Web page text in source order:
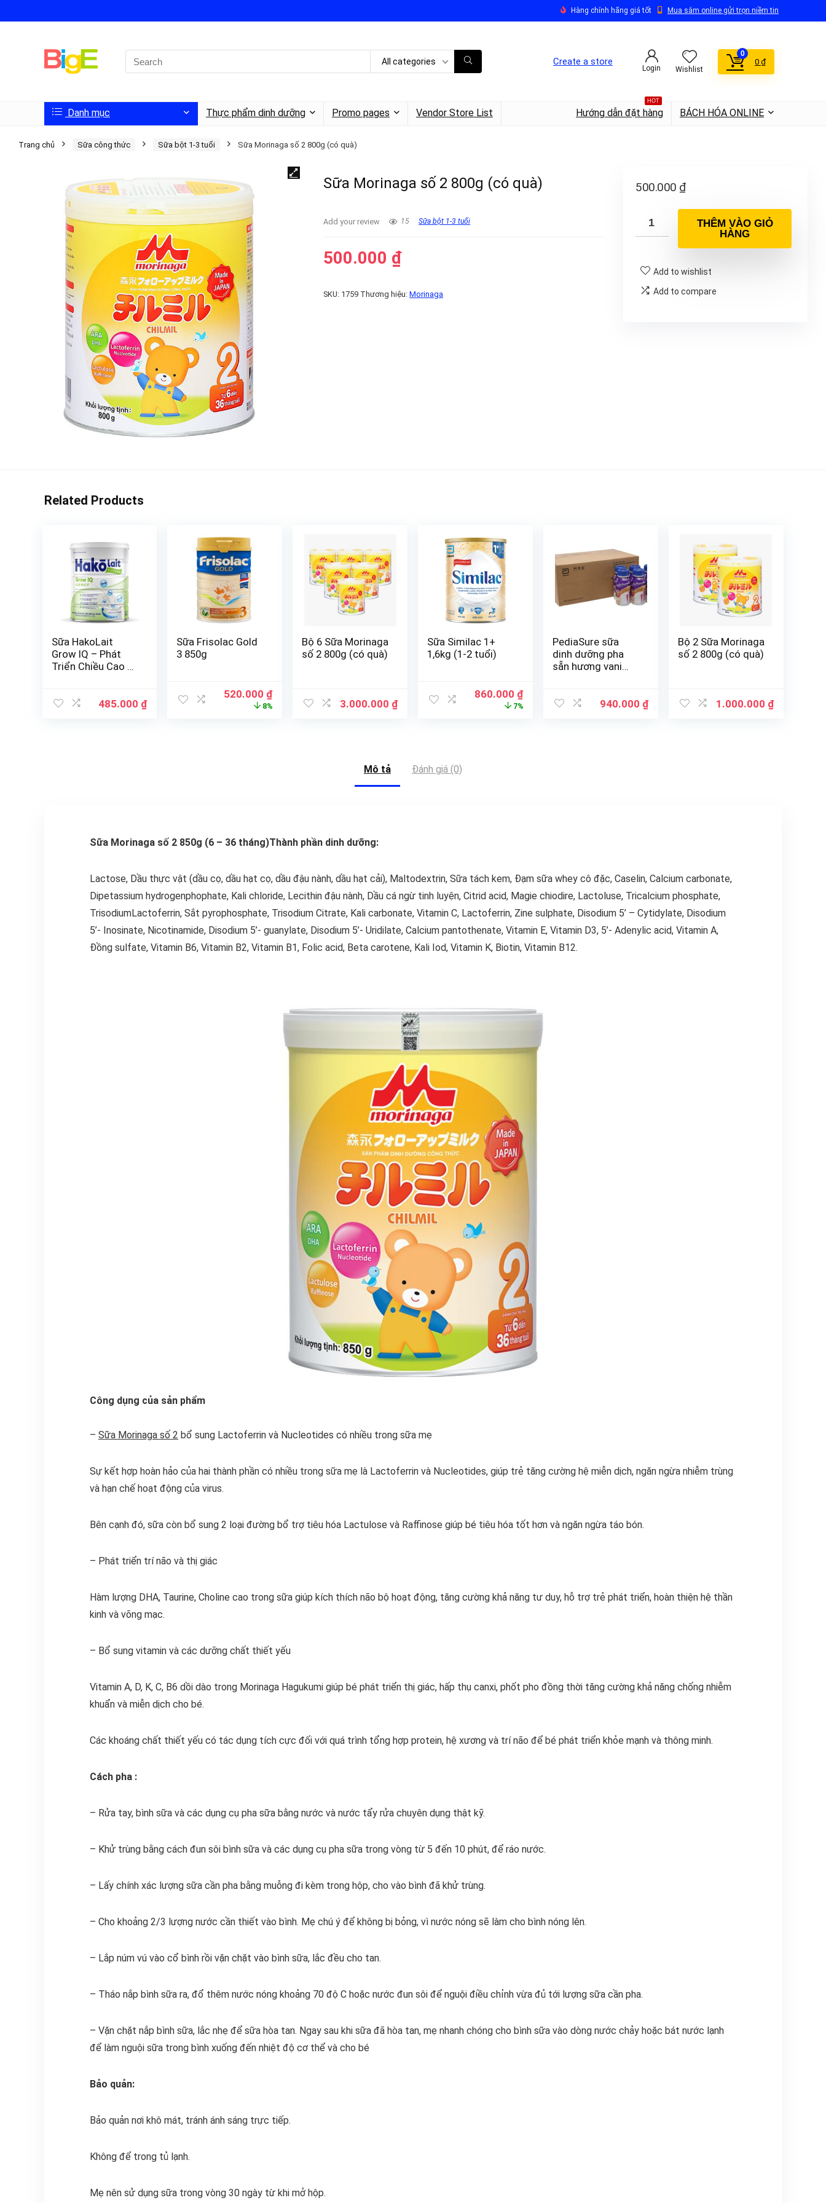
Hàng chính hãng giá tốt Mua sắm online gửi trọn niềm tin
All categories Create a store
Login Wishlist
0
0 ₫
Danh mục Thực phẩm dinh dưỡng Promo pages Vendor Store List
HOT
Hướng dẫn đặt hàng BÁCH HÓA ONLINE
Trang chủ Sữa công thức Sữa bột 1-3 tuổi Sữa Morinaga số 2 800g (có quà)
Sữa Morinaga số 2 800g (có quà)
Add your review 15 Sữa bột 1-3 tuổi
500.000 ₫
SKU: 1759 Thương hiệu:Morinaga
500.000 ₫
THÊM VÀO GIỎ
HÀNG
Add to wishlist
Add to compare
Related Products
Sữa HakoLait
Grow IQ – Phát
Triển Chiều Cao và
485.000 ₫
Sữa Frisolac Gold
3 850g
520.000 ₫
8%
Bộ 6 Sữa Morinaga
số 2 800g (có quà)
3.000.000 ₫
Sữa Similac 1+
1,6kg (1-2 tuổi)
860.000 ₫
7%
PediaSure sữa
dinh dưỡng pha
sẵn hương vani
940.000 ₫
Bộ 2 Sữa Morinaga
số 2 800g (có quà)
1.000.000 ₫
Mô tả Đánh giá (0)
Sữa Morinaga số 2 850g (6 – 36 tháng)Thành phần dinh dưỡng:
Lactose, Dầu thực vật (dầu cọ, dầu hạt cọ, dầu đậu nành, dầu hạt cải), Maltodextrin, Sữa tách kem, Đạm sữa whey cô đặc, Caselin, Calcium carbonate,
Dipetassium hydrogenphophate, Kali chloride, Lecithin đậu nành, Dầu cá ngừ tinh luyện, Citrid acid, Magie chiodire, Lactoluse, Tricalcium phosphate,
TrisodiumLactoferrin, Sắt pyrophosphate, Trisodium Citrate, Kali carbonate, Vitamin C, Lactoferrin, Zine sulphate, Disodium 5’ – Cytidylate, Disodium
5’- Inosinate, Nicotinamide, Disodium 5’- guanylate, Disodium 5’- Uridilate, Calcium pantothenate, Vitamin E, Vitamin D3, 5’- Adenylic acid, Vitamin A,
Đồng sulfate, Vitamin B6, Vitamin B2, Vitamin B1, Folic acid, Beta carotene, Kali Iod, Vitamin K, Biotin, Vitamin B12.
Công dụng của sản phẩm
– Sữa Morinaga số 2 bổ sung Lactoferrin và Nucleotides có nhiều trong sữa mẹ
Sự kết hợp hoàn hảo của hai thành phần có nhiều trong sữa mẹ là Lactoferrin và Nucleotides, giúp trẻ tăng cường hệ miễn dịch, ngăn ngừa nhiễm trùng
và hạn chế hoạt động của virus.
Bên cạnh đó, sữa còn bổ sung 2 loại đường bổ trợ tiêu hóa Lactulose và Raffinose giúp bé tiêu hóa tốt hơn và ngăn ngừa táo bón.
– Phát triển trí não và thị giác
Hàm lượng DHA, Taurine, Choline cao trong sữa giúp kích thích não bộ hoạt động, tăng cường khả năng tư duy, hỗ trợ trẻ phát triển, hoàn thiện hệ thần
kinh và võng mạc.
– Bổ sung vitamin và các dưỡng chất thiết yếu
Vitamin A, D, K, C, B6 dồi dào trong Morinaga Hagukumi giúp bé phát triển thị giác, hấp thụ canxi, phốt pho đồng thời tăng cường khả năng chống nhiễm
khuẩn và miễn dịch cho bé.
Các khoáng chất thiết yếu có tác dụng tích cực đối với quá trình tổng hợp protein, hệ xương và trí não để bé phát triển khỏe mạnh và thông minh.
Cách pha :
– Rửa tay, bình sữa và các dụng cụ pha sữa bằng nước và nước tẩy rửa chuyên dụng thật kỹ.
– Khử trùng bằng cách đun sôi bình sữa và các dụng cụ pha sữa trong vòng từ 5 đến 10 phút, để ráo nước.
– Lấy chính xác lượng sữa cần pha bằng muỗng đi kèm trong hộp, cho vào bình đã khử trùng.
– Cho khoảng 2/3 lượng nước cần thiết vào bình. Mẹ chú ý để không bị bỏng, vì nước nóng sẽ làm cho bình nóng lên.
– Lắp núm vú vào cổ bình rồi vặn chặt vào bình sữa, lắc đều cho tan.
– Tháo nắp bình sữa ra, đổ thêm nước nóng khoảng 70 độ C hoặc nước đun sôi để nguội điều chỉnh vừa đủ tới lượng sữa cần pha.
– Vặn chặt nắp bình sữa, lắc nhẹ để sữa hòa tan. Ngay sau khi sữa đã hòa tan, mẹ nhanh chóng cho bình sữa vào dòng nước chảy hoặc bát nước lạnh
để làm nguội sữa trong bình xuống đến nhiệt độ cơ thể và cho bé
Bảo quản:
Bảo quản nơi khô mát, tránh ánh sáng trực tiếp.
Không để trong tủ lạnh.
Mẹ nên sử dụng sữa trong vòng 30 ngày từ khi mở hộp.